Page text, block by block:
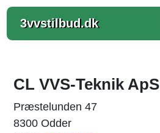
3vvstilbud.dk
CL VVS-Teknik ApS
Præstelunden 47
8300 Odder